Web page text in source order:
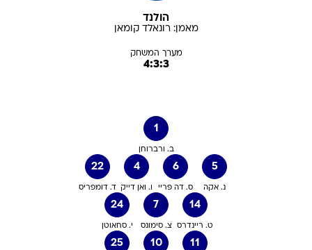
הולנד
מאמן: רונאלד קומאן
מערך המשחק
4:3:3
1
ב. ורברוחן
22
ד. דומפריס
4
ו. ואן דייק
6
ס. דה פריי
5
נ. אקה
24
י. סחאוטן
7
צ. סימונס
14
ט. ריינדרס
25 10 11